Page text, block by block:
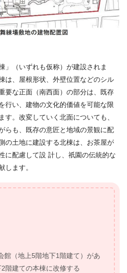
」（いずれも仮称）が建設されま
は、屋根形状、外壁位置などのシル
要な正面（南西面）の部分は、既存
行い、建物の文化的価値を可能な限
す。改変していく北面についても、
らも、既存の意匠と地域の景観に配
の土地に建設する北棟は、お茶屋が
に配慮して設 計し、祇園の伝統的な
します。
館（地上5階地下1階建て）があ
階建ての本棟に改修する